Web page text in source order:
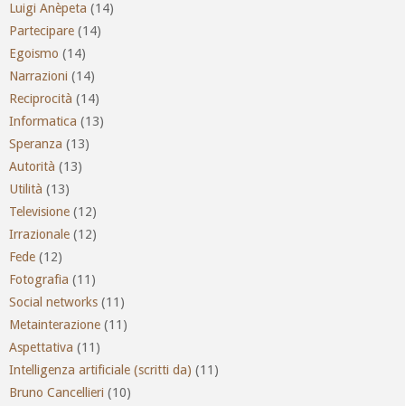
Luigi Anèpeta (14)
Partecipare (14)
Egoismo (14)
Narrazioni (14)
Reciprocità (14)
Informatica (13)
Speranza (13)
Autorità (13)
Utilità (13)
Televisione (12)
Irrazionale (12)
Fede (12)
Fotografia (11)
Social networks (11)
Metainterazione (11)
Aspettativa (11)
Intelligenza artificiale (scritti da) (11)
Bruno Cancellieri (10)